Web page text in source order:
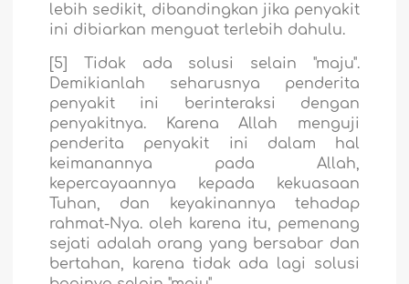
lebih sedikit, dibandingkan jika penyakit
ini dibiarkan menguat terlebih dahulu.
[5] Tidak ada solusi selain "maju".
Demikianlah seharusnya penderita
penyakit ini berinteraksi dengan
penyakitnya. Karena Allah menguji
penderita penyakit ini dalam hal
keimanannya pada Allah,
kepercayaannya kepada kekuasaan
Tuhan, dan keyakinannya tehadap
rahmat-Nya. oleh karena itu, pemenang
sejati adalah orang yang bersabar dan
bertahan, karena tidak ada lagi solusi